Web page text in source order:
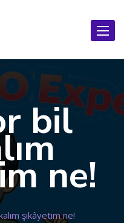
bil
ne!
şikâyetim ne!